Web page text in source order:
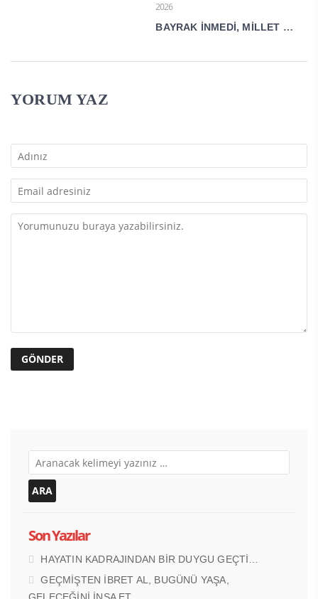
2026
BAYRAK İNMEDİ, MİLLET EĞİLMEDİ
YORUM YAZ
Son Yazılar
HAYATIN KADRAJINDAN BİR DUYGU GEÇTİ…
GEÇMİŞTEN İBRET AL, BUGÜNÜ YAŞA,